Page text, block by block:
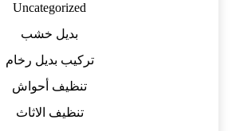
Uncategorized
بديل خشب
تركيب بديل رخام
تنظيف أحواش
تنظيف الاثاث